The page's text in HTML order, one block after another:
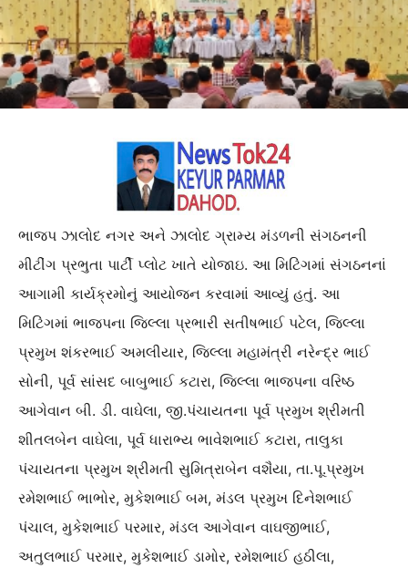
ભાજપ ઝાલોદ નગર અને ઝાલોદ ગ્રામ્ય મંડળની સંગઠનની
મીટીંગ પ્રભુતા પાર્ટી પ્લોટ ખાતે યોજાઇ. આ મિટિંગમાં સંગઠનનાં
આગામી કાર્યક્રમોનું આયોજન કરવામાં આવ્યું હતું. આ
મિટિંગમાં ભાજપના જિલ્લા પ્રભારી સતીષભાઈ પટેલ, જિલ્લા
પ્રમુખ શંકરભાઈ અમલીયાર, જિલ્લા મહામંત્રી નરેન્દ્ર ભાઈ
સોની, પૂર્વ સાંસદ બાબુભાઈ કટારા, જિલ્લા ભાજપના વરિષ્ઠ
આગેવાન બી. ડી. વાઘેલા, જી.પંચાયતના પૂર્વ પ્રમુખ શ્રીમતી
શીતલબેન વાઘેલા, પૂર્વ ધારાભ્ય ભાવેશભાઈ કટારા, તાલુકા
પંચાયતના પ્રમુખ શ્રીમતી સુમિત્રાબેન વશૈયા, તા.પૂ.પ્રમુખ
રમેશભાઈ ભાભોર, મુકેશભાઈ બમ, મંડલ પ્રમુખ દિનેશભાઈ
પંચાલ, મુકેશભાઈ પરમાર, મંડલ આગેવાન વાઘજીભાઈ,
અતુલભાઈ પરમાર, મુકેશભાઈ ડામોર, રમેશભાઈ હઠીલા,